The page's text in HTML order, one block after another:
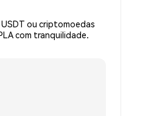
ou criptomoedas
com tranquilidade.